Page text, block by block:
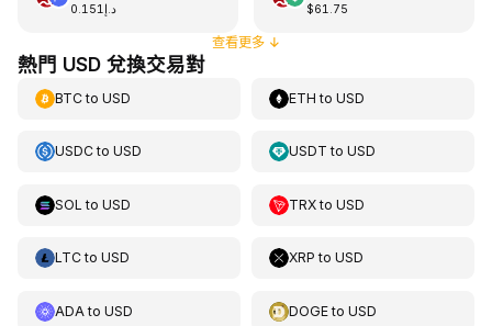
د.إ0.151 $61.75
查看更多↓
熱門 USD 兌換交易對
BTCto USD ETH toUSD
USDCto USD USDT toUSD
SOL to USD TRXtoUSD
LTCto USD XRP toUSD
ADA to USD DOGEtoUSD